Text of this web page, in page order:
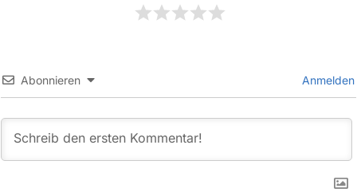
Abonnieren Anmelden